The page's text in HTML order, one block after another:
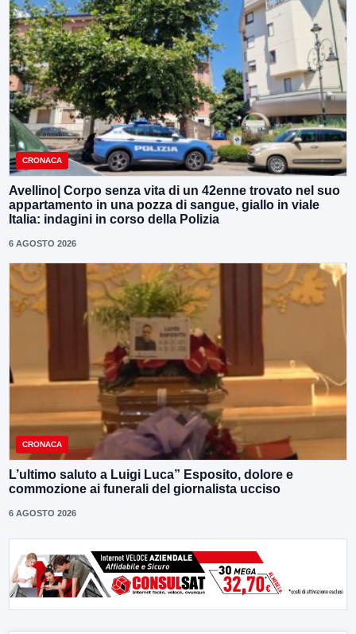
CRONACA
Avellino| Corpo senza vita di un 42enne trovato nel suo
appartamento in una pozza di sangue, giallo in viale
Italia: indagini in corso della Polizia
6 AGOSTO 2026
CRONACA
L’ultimo saluto a Luigi Luca” Esposito, dolore e
commozione ai funerali del giornalista ucciso
6 AGOSTO 2026